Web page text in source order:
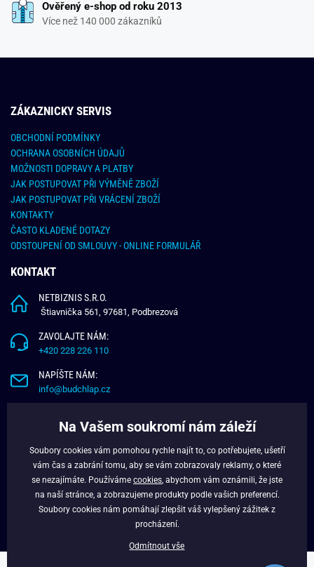
Ověřený e-shop od roku 2013
Více než 140 000 zákazníků
ZÁKAZNICKY SERVIS
OBCHODNÍ PODMÍNKY
OCHRANA OSOBNÍCH ÚDAJŮ
MOŽNOSTI DOPRAVY A PLATBY
JAK POSTUPOVAT PŘI VÝMĚNĚ ZBOŽÍ
JAK POSTUPOVAT PŘI VRÁCENÍ ZBOŽÍ
KONTAKTY
ČASTO KLADENÉ DOTAZY
ODSTOUPENÍ OD SMLOUVY - ONLINE FORMULÁŘ
KONTAKT
NETBIZNIS S.R.O.
Štiavnička 561, 97681, Podbrezová
ZAVOLAJTE NÁM:
+420 228 226 110
NAPÍŠTE NÁM:
info@budchlap.cz
VĚRNOSTNÍ PROGRAM
FACEBOOK
Na Vašem soukromí nám záleží
Soubory cookies vám pomohou rychle najít to, co potřebujete, ušetří
vám čas a zabrání tomu, aby se vám zobrazovaly reklamy, o které
se nezajímáte. Používáme cookies , abychom vám oznámili, že jste
na naší stránce, a zobrazujeme produkty podle vašich preferencí.
Soubory cookies nám pomáhají zlepšit váš vylepšený zážitek z
procházení.
Odmítnout vše